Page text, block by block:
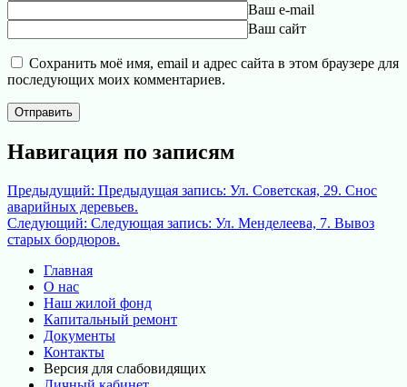
Ваш e-mail
Ваш сайт
Сохранить моё имя, email и адрес сайта в этом браузере для
последующих моих комментариев.
Навигация по записям
Предыдущий: Предыдущая запись: Ул. Советская, 29. Снос
аварийных деревьев.
Следующий: Следующая запись: Ул. Менделеева, 7. Вывоз
старых бордюров.
Главная
О нас
Наш жилой фонд
Капитальный ремонт
Документы
Контакты
Версия для слабовидящих